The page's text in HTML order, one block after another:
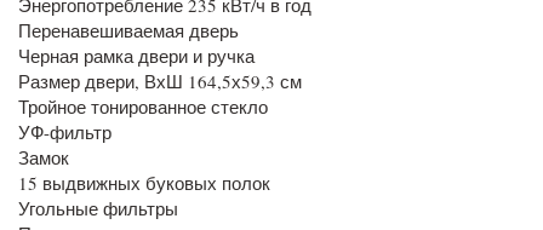
Энергопотребление 235 кВт/ч в год
Перенавешиваемая дверь
Черная рамка двери и ручка
Размер двери, ВхШ 164,5х59,3 см
Тройное тонированное стекло
УФ-фильтр
Замок
15 выдвижных буковых полок
Угольные фильтры